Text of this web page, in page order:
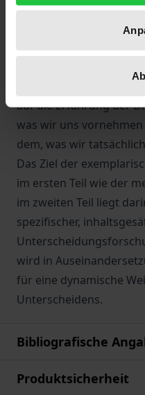
bestimmten
Dies geschieht in der
Beispiel der
auf die Erfahrung der
was wir uns
dem, was wir
Das Ziel der
im ersten Teil wie der
im zweiten Teil liegt
spezifischer,
wird in
für eine dynamische
Unterscheidens.
Bibliografische
Produktsicherheit